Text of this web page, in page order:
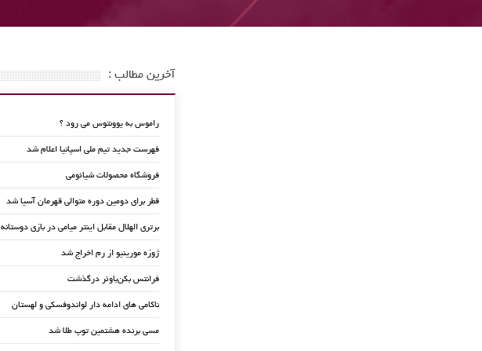
آخرین مطالب :
راموس به یوونتوس می رود ؟
فهرست جدید تیم ملی اسپانیا اعلام شد
فروشگاه محصولات شیائومی
قطر برای دومین دوره متوالی قهرمان آسیا شد
برتری الهلال مقابل اینتر میامی در بازی دوستانه
ژوزه مورینیو از رم اخراج شد
فرانتس بکن‌باوئر درگذشت
ناکامی های ادامه دار لواندوفسکی و لهستان
مسی برنده هشتمین توپ طلا شد